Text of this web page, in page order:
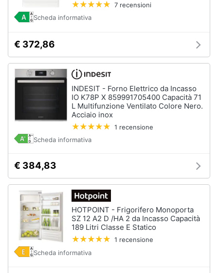
7 recensioni
Scheda informativa
€ 372,86
INDESIT - Forno Elettrico da Incasso
IO K78P X 859991705400 Capacità 71
L Multifunzione Ventilato Colore Nero.
Acciaio inox
1 recensione
Scheda informativa
€ 384,83
HOTPOINT - Frigorifero Monoporta
SZ 12 A2 D /HA 2 da Incasso Capacità
189 Litri Classe E Statico
1 recensione
Scheda informativa